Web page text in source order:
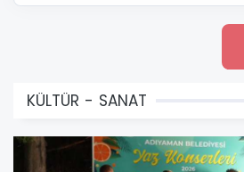
KÜLTÜR - SANAT